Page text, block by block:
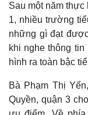
Sau một năm
1, nhiều trường
những gì đạt
khi nghe thông
hình ra toàn bậc
Bà Phạm Thị
Quyền, quận 3